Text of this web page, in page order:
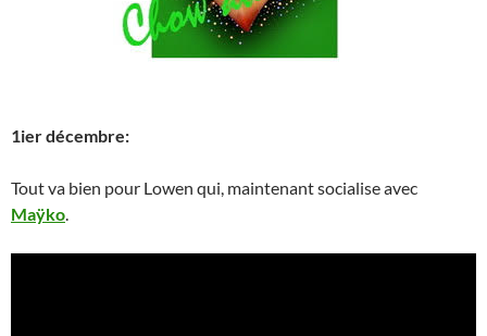
1ier décembre:
Tout va bien pour Lowen qui, maintenant socialise avec
Maÿko.